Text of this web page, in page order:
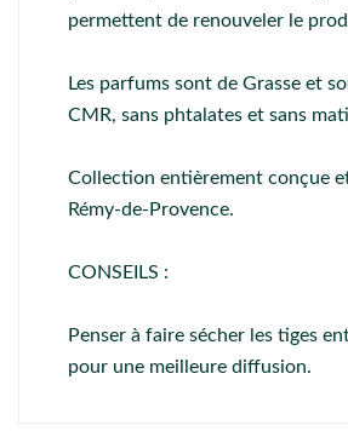
permettent de renouveler le
Les parfums sont de Grasse et
CMR, sans phtalates et sans
Collection entièrement conçue
Rémy-de-Provence.
CONSEILS :
Penser à faire sécher les tiges
pour une meilleure diffusion.